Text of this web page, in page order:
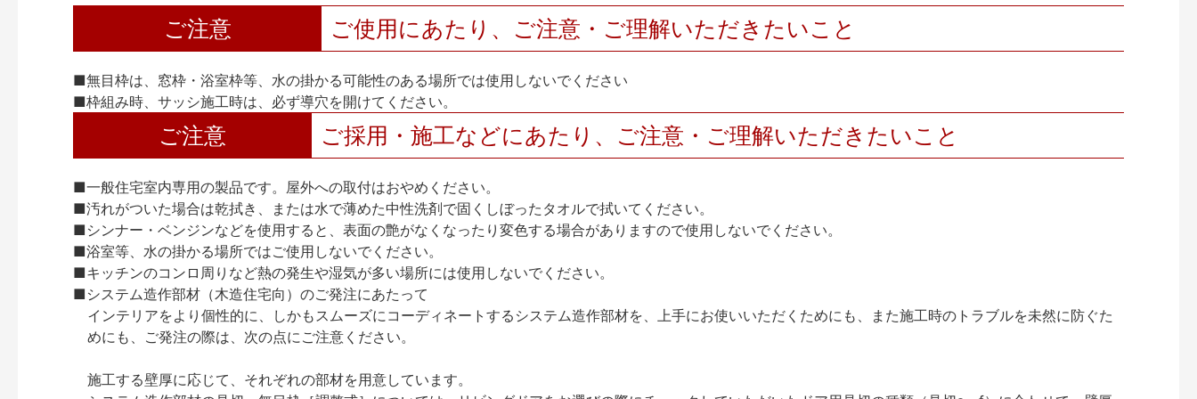
ご注意 ご使用にあたり、ご注意・ご理解いただきたいこと
■無目枠は、窓枠・浴室枠等、水の掛かる可能性のある場所では使用しないでください
■枠組み時、サッシ施工時は、必ず導穴を開けてください。
ご注意 ご採用・施工などにあたり、ご注意・ご理解いただきたいこと
■一般住宅室内専用の製品です。屋外への取付はおやめください。
■汚れがついた場合は乾拭き、または水で薄めた中性洗剤で固くしぼったタオルで拭いてください。
■シンナー・ベンジンなどを使用すると、表面の艶がなくなったり変色する場合がありますので使用しないでください。
■浴室等、水の掛かる場所ではご使用しないでください。
■キッチンのコンロ周りなど熱の発生や湿気が多い場所には使用しないでください。
■システム造作部材（木造住宅向）のご発注にあたって
インテリアをより個性的に、しかもスムーズにコーディネートするシステム造作部材を、上手にお使いいただくためにも、また施工時のトラブルを未然に防ぐた
めにも、ご発注の際は、次の点にご注意ください。
施工する壁厚に応じて、それぞれの部材を用意しています。